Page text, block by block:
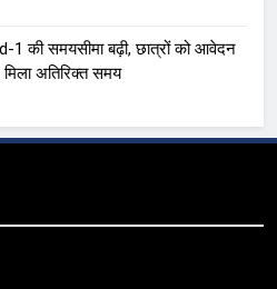
की समयसीमा बढ़ी, छात्रों को आवेदन
अतिरिक्त समय